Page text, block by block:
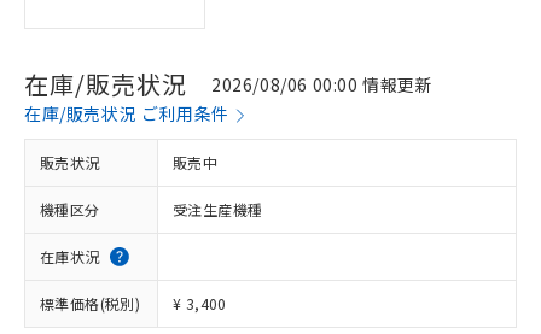
在庫/販売状況
2026/08/06 00:00 情報更新
在庫/販売状況 ご利用条件
販売状況 販売中
機種区分 受注生産機種
在庫状況
標準価格(税別) ¥ 3,400